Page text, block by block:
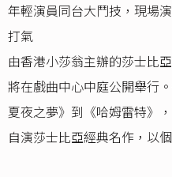
年輕演員同台大鬥技，現場
打氣
由香港小莎翁主辦的莎士比
將在戲曲中心中庭公開舉行
夏夜之夢》到《哈姆雷特》
自演莎士比亞經典名作，以